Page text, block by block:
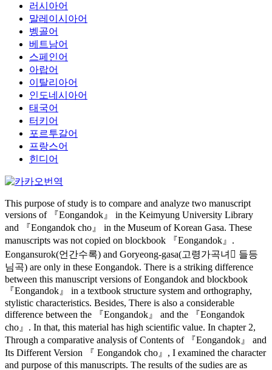
러시아어
말레이시아어
벵골어
베트남어
스페인어
아랍어
이탈리아어
인도네시아어
태국어
터키어
포르투갈어
프랑스어
힌디어
This purpose of study is to compare and analyze two manuscript
versions of 『Eongandok』 in the Keimyung University Library
and 『Eongandok cho』 in the Museum of Korean Gasa. These
manuscripts was not copied on blockbook 『Eongandok』.
Eongansurok(언간수록) and Goryeong-gasa(고령가곡녀 들등
님곡) are only in these Eongandok. There is a striking difference
between this manuscript versions of Eongandok and blockbook
『Eongandok』 in a textbook structure system and orthography,
stylistic characteristics. Besides, There is also a considerable
difference between the 『Eongandok』 and the 『Eongandok
cho』. In that, this material has high scientific value. In chapter 2,
Through a comparative analysis of Contents of 『Eongandok』 and
Its Different Version 『 Eongandok cho』, I examined the character
and purpose of this manuscripts. The results of the sudies are as